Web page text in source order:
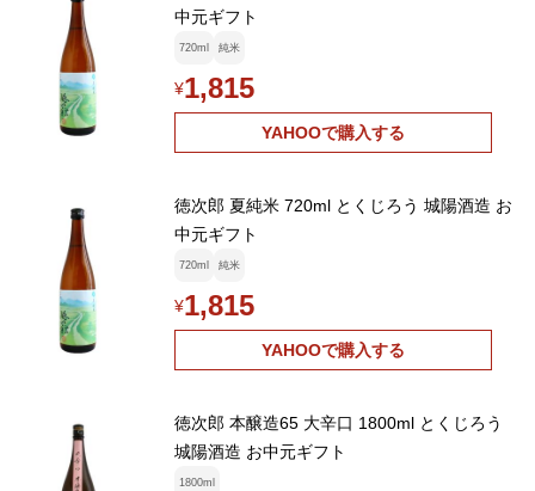
中元ギフト
720ml 純米
¥1,815
YAHOOで購入する
徳次郎 夏純米 720ml とくじろう 城陽酒造 お
中元ギフト
720ml 純米
¥1,815
YAHOOで購入する
徳次郎 本醸造65 大辛口 1800ml とくじろう
城陽酒造 お中元ギフト
1800ml